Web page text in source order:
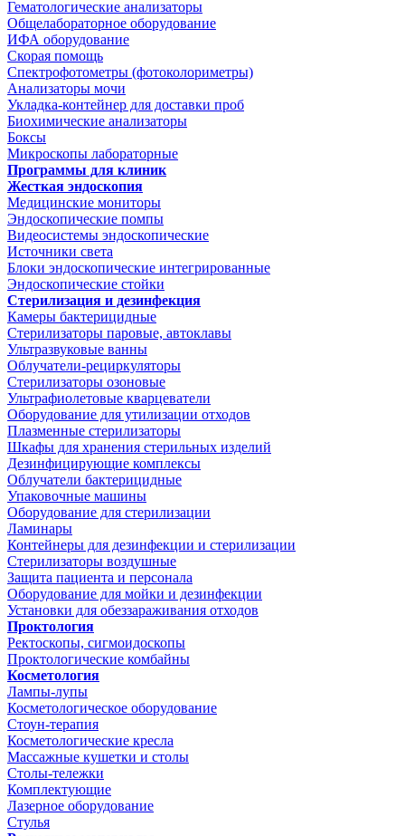
Гематологические анализаторы
Общелабораторное оборудование
ИФА оборудование
Скорая помощь
Спектрофотометры (фотоколориметры)
Анализаторы мочи
Укладка-контейнер для доставки проб
Биохимические анализаторы
Боксы
Микроскопы лабораторные
Программы для клиник
Жесткая эндоскопия
Медицинские мониторы
Эндоскопические помпы
Видеосистемы эндоскопические
Источники света
Блоки эндоскопические интегрированные
Эндоскопические стойки
Стерилизация и дезинфекция
Камеры бактерицидные
Стерилизаторы паровые, автоклавы
Ультразвуковые ванны
Облучатели-рециркуляторы
Стерилизаторы озоновые
Ультрафиолетовые кварцеватели
Оборудование для утилизации отходов
Плазменные стерилизаторы
Шкафы для хранения стерильных изделий
Дезинфицирующие комплексы
Облучатели бактерицидные
Упаковочные машины
Оборудование для стерилизации
Ламинары
Контейнеры для дезинфекции и стерилизации
Стерилизаторы воздушные
Защита пациента и персонала
Оборудование для мойки и дезинфекции
Установки для обеззараживания отходов
Проктология
Ректоскопы, сигмоидоскопы
Проктологические комбайны
Косметология
Лампы-лупы
Косметологическое оборудование
Стоун-терапия
Косметологические кресла
Массажные кушетки и столы
Столы-тележки
Комплектующие
Лазерное оборудование
Стулья